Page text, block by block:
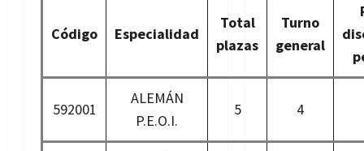
Código Especialidad
Total
plazas
Turno
general
592001
ALEMÁN
P.E.O.I.
5 4